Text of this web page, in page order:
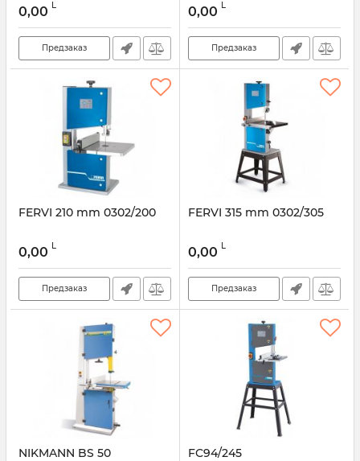
0,00 L
Предзаказ
0,00 L
Предзаказ
FERVI 210 mm 0302/200
0,00 L
Предзаказ
FERVI 315 mm 0302/305
0,00 L
Предзаказ
NIKMANN BS 50 FC94/245